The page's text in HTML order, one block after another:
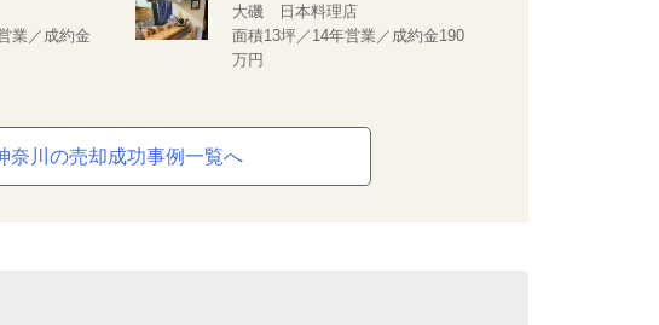
業／成約金
大磯 日本料理店
面積13坪／14年営業／成約金190
万円
奈川の売却成功事例一覧へ